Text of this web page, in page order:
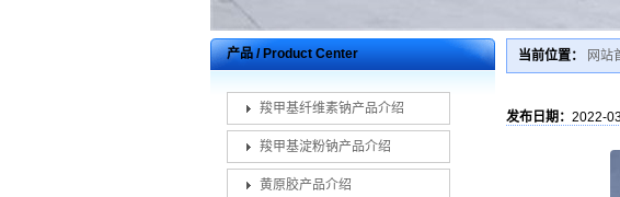
产品 / Product Center
羧甲基纤维素钠产品介绍
羧甲基淀粉钠产品介绍
黄原胶产品介绍
当前位置： 网站
发布日期： 2022-